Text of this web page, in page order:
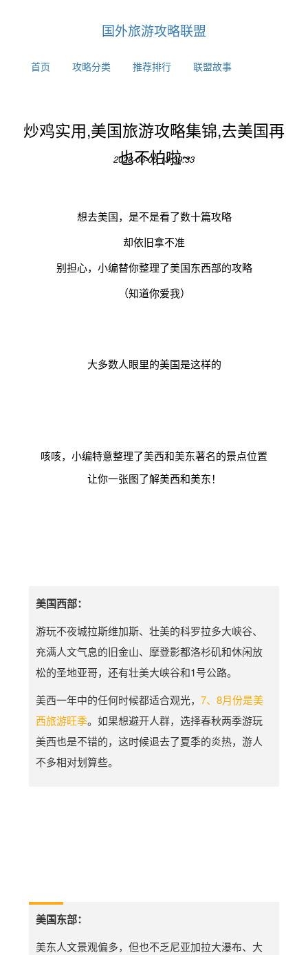
国外旅游攻略联盟
首页 攻略分类 推荐排行 联盟故事
炒鸡实用,美国旅游攻略集锦,去美国再
也不怕啦~
2023-06-05 13:39:33
想去美国，是不是看了数十篇攻略
却依旧拿不准
别担心，小编替你整理了美国东西部的攻略
（知道你爱我）
大多数人眼里的美国是这样的
咳咳，小编特意整理了美西和美东著名的景点位置
让你一张图了解美西和美东！
美国西部：
游玩不夜城拉斯维加斯、壮美的科罗拉多大峡谷、
充满人文气息的旧金山、摩登影都洛杉矶和休闲放
松的圣地亚哥，还有壮美大峡谷和1号公路。
美西一年中的任何时候都适合观光， 7、8月份是美
西旅游旺季。如果想避开人群，选择春秋两季游玩
美西也是不错的，这时候退去了夏季的炎热，游人
不多相对划算些。
美国东部：
美东人文景观偏多，但也不乏尼亚加拉大瀑布、大